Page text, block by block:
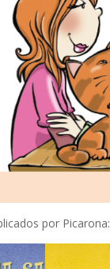
por Picarona: